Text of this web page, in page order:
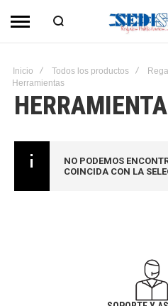
Inicio Todos los productos
Herramientas
NO PODEMOS
COINCIDA CON LA